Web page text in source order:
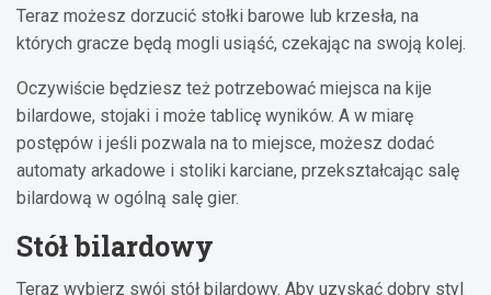
Teraz możesz dorzucić stołki barowe lub krzesła, na
których gracze będą mogli usiąść, czekając na swoją kolej.
Oczywiście będziesz też potrzebować miejsca na kije
bilardowe, stojaki i może tablicę wyników. A w miarę
postępów i jeśli pozwala na to miejsce, możesz dodać
automaty arkadowe i stoliki karciane, przekształcając salę
bilardową w ogólną salę gier.
Stół bilardowy
Teraz wybierz swój stół bilardowy. Aby uzyskać dobry styl